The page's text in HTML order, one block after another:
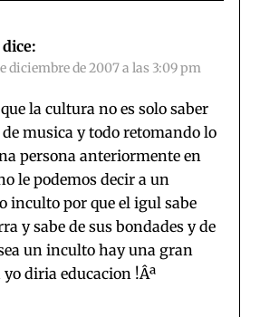
dice:
diciembre de 2007 a las 3:09 pm
la cultura no es solo saber
musica y todo retomando lo
persona anteriormente en
le podemos decir a un
inculto por que el igul sabe
y sabe de sus bondades y de
un inculto hay una gran
diria educacion !Âª